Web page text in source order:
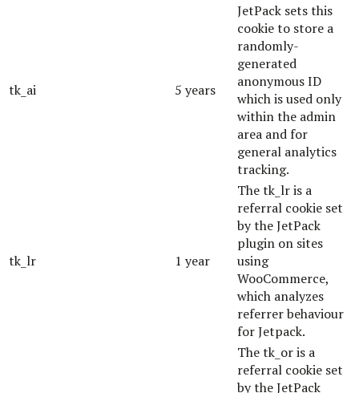
tk_ai 5 years
JetPack sets this
cookie to store a
randomly-
generated
anonymous ID
which is used only
within the admin
area and for
general analytics
tracking.
tk_lr 1 year
The tk_lr is a
referral cookie set
by the JetPack
plugin on sites
using
WooCommerce,
which analyzes
referrer behaviour
for Jetpack.
The tk_or is a
referral cookie set
by the JetPack